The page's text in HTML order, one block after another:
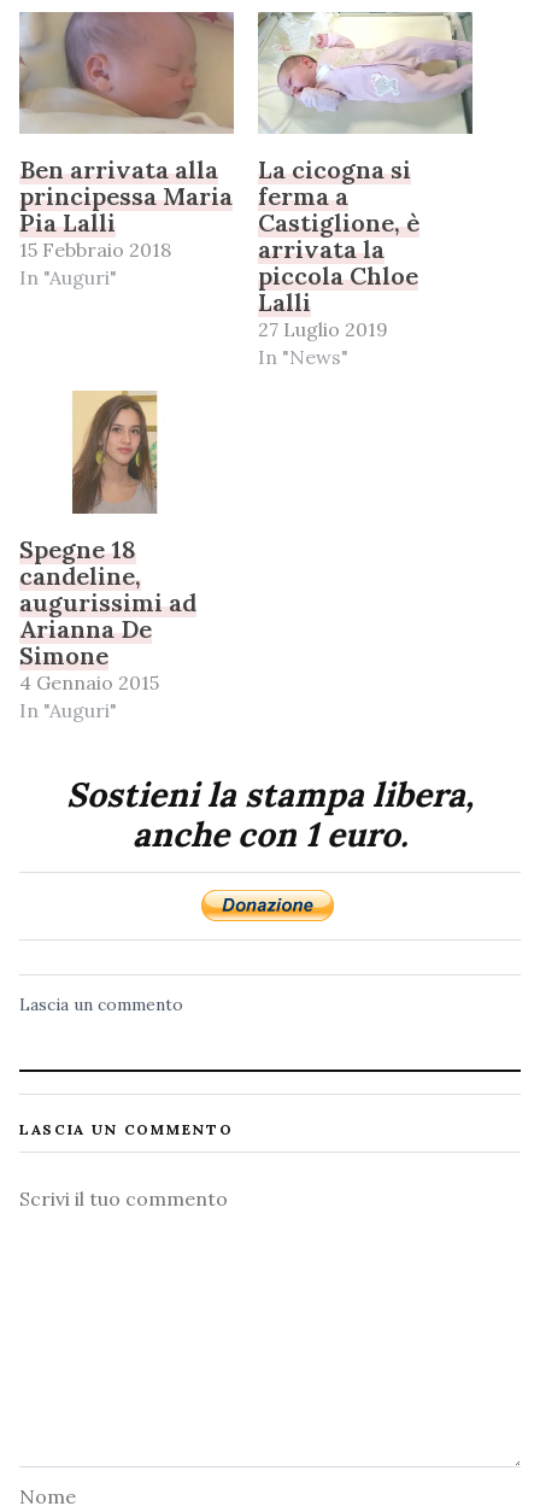
Ben arrivata alla
principessa Maria
Pia Lalli
15 Febbraio 2018
In "Auguri"
La cicogna si
ferma a
Castiglione, è
arrivata la
piccola Chloe
Lalli
27 Luglio 2019
In "News"
Spegne 18
candeline,
augurissimi ad
Arianna De
Simone
4 Gennaio 2015
In "Auguri"
Sostieni la stampa libera,
anche con 1 euro.
Lascia un commento
LASCIA UN COMMENTO
Commento